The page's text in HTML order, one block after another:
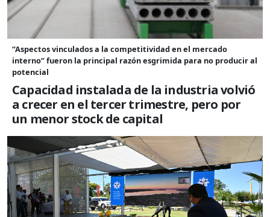
“Aspectos vinculados a la competitividad en el mercado
interno” fueron la principal razón esgrimida para no producir al
potencial
Capacidad instalada de la industria volvió
a crecer en el tercer trimestre, pero por
un menor stock de capital